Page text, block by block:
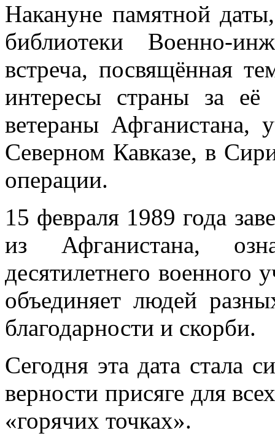
Накануне памятной
библиотеки Военно-
встреча, посвящённая
интересы страны за её
ветераны Афганистана,
Северном Кавказе, в
операции.
15 февраля 1989 года
из Афганистана,
десятилетнего военного
объединяет людей
благодарности и скорби.
Сегодня эта дата стала
верности присяге для
«горячих точках».